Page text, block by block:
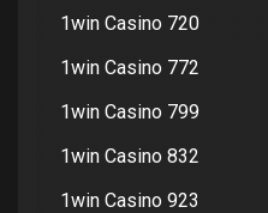
1win Casino 720
1win Casino 772
1win Casino 799
1win Casino 832
1win Casino 923